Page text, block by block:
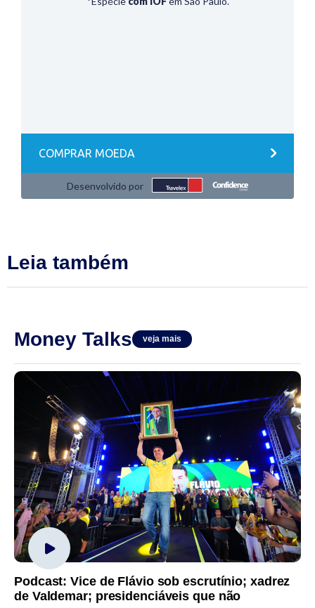
Leia também
Money Talks veja mais
Podcast: Vice de Flávio sob escrutínio; xadrez
de Valdemar; presidenciáveis que não